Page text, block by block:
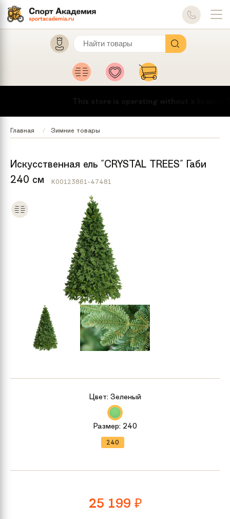
This store is operating without a license.
Главная Зимние товары
Искусственная ель "CRYSTAL TREES" Габи
240 см
K00123861-47481
25 199 ₽
Цвет: Зеленый
Размер: 240
240